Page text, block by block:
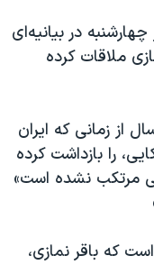
چهارشنبه در بیانیه‌ای
ملاقات کرده
از زمانی که ایران
را بازداشت کرده
مرتکب نشده است»
که باقر نمازی،